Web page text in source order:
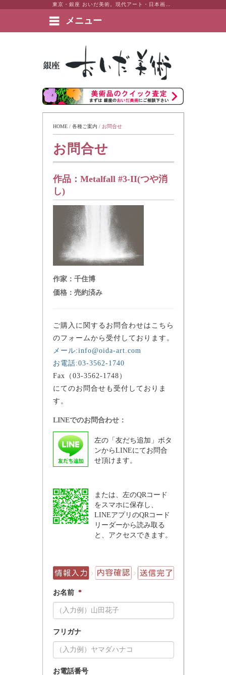
メニュー
絵画など美術品の販売と買取 | 東京・銀座 おいだ美術
HOME / 各種ご案内 / お問合せ
お問合せ
作品： Metalfall #3-II(つや消
し)
作家： 千住博
価格： 売約済み
ご購入に関するお問合わせはこちら
のフォームから受付しております。
メール:info@oida-art.com
お電話:03-3562-1740
Fax（03-3562-1748）
にてのお問合せも受付しておりま
す。
LINEでのお問合わせ：
左の「友だち追加」ボタ
ンからLINEにてお問合
せ頂けます。
または、左のQRコード
をスマホに保存し、
LINEアプリのQRコード
リーダーから読み取る
と、アクセスできます。
お名前 *
フリガナ
お電話番号